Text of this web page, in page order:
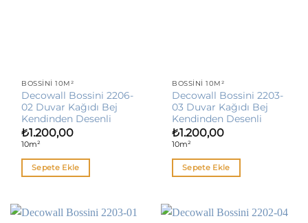
BOSSINI 10M²
Decowall Bossini 2206-
02 Duvar Kağıdı Bej
Kendinden Desenli
₺1.200,00
10m²
Sepete Ekle
BOSSINI 10M²
Decowall Bossini 2203-
03 Duvar Kağıdı Bej
Kendinden Desenli
₺1.200,00
10m²
Sepete Ekle